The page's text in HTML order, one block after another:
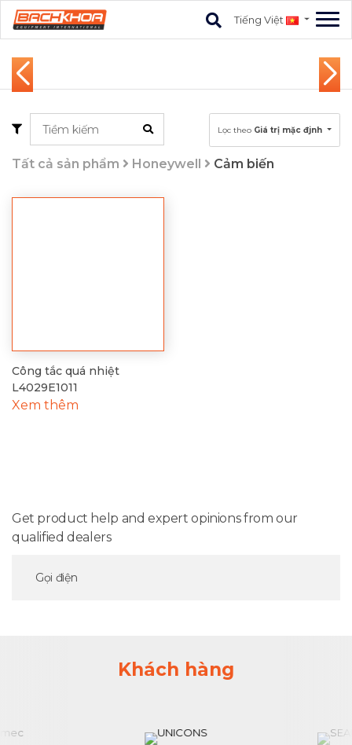
Tiếng Việt
Lọc theo Giá trị mặc đjnh
Tất cả sản phẩm Honeywell Cảm biến
Công tắc quá nhiệt
L4029E1011
Xem thêm
Get product help and expert opinions from our
qualified dealers
Gọi điện
Khách hàng